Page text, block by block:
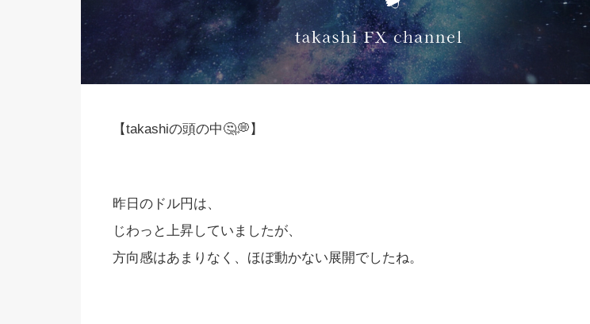
【takashiの頭の中🤔💭】
昨日のドル円は、
じわっと上昇していましたが、
方向感はあまりなく、ほぼ動かない展開でしたね。